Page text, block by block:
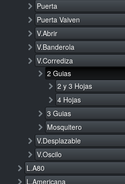
Puerta
Puerta Vaiven
V.Abrir
V.Banderola
V.Corrediza
2 Guias
2 y 3 Hojas
4 Hojas
3 Guias
Mosquitero
V.Desplazable
V.Oscilo
L.A80
L.Americana